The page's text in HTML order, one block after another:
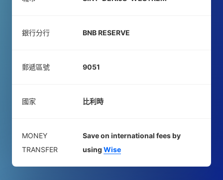
銀行分行 BNB RESERVE
郵遞區號 9051
國家 比利時
MONEY
TRANSFER
Save on international fees by
using Wise